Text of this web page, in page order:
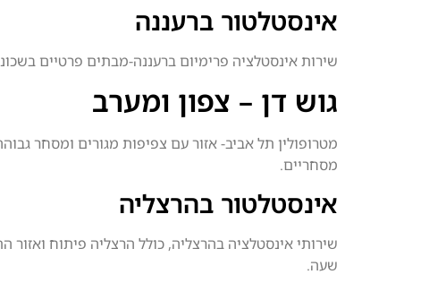
אינסטלטור ברעננה
שירות אינסטלציה פרימיום ברעננה-מבתים פרטיים
גוש דן – צפון ומערב
מטרופולין תל אביב- אזור עם צפיפות מגורים ומסחר
מסחריים.
אינסטלטור בהרצליה
שירותי אינסטלציה בהרצליה, כולל הרצליה פיתוח
שעה.